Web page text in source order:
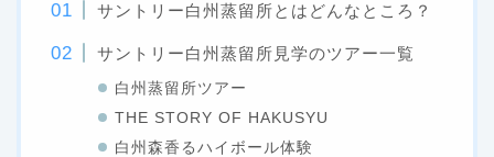
サントリー白州蒸留所とはどんなところ？
サントリー白州蒸留所見学のツアー一覧
白州蒸留所ツアー
THE STORY OF HAKUSYU
白州森香るハイボール体験